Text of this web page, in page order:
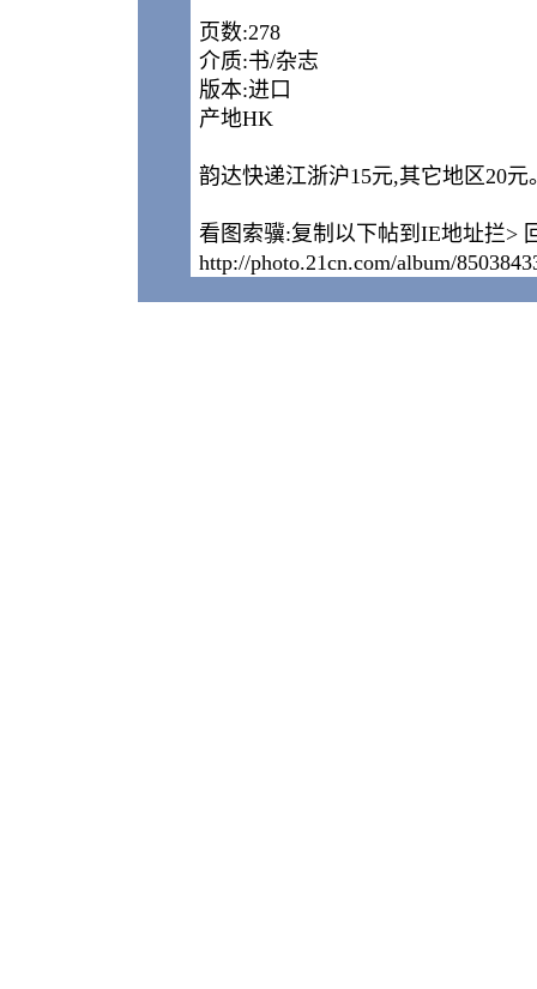
页数:278
介质:书/杂志
版本:进口
产地HK
韵达快递江浙沪15元,其它地区20元
看图索骥:复制以下帖到IE地址拦>
http://photo.21cn.com/album/